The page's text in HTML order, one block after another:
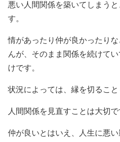
悪い人間関係を築いてしまう
す。
情があったり仲が良かったり
んが、そのまま関係を続けて
けです。
状況によっては、縁を切ること
人間関係を見直すことは大切で
仲が良いとはいえ、人生に悪い